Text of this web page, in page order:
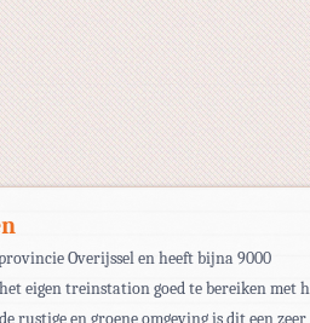
Overijssel en heeft bijna 9000
eigen treinstation goed te bereiken met
rustige en groene omgeving is dit een zeer